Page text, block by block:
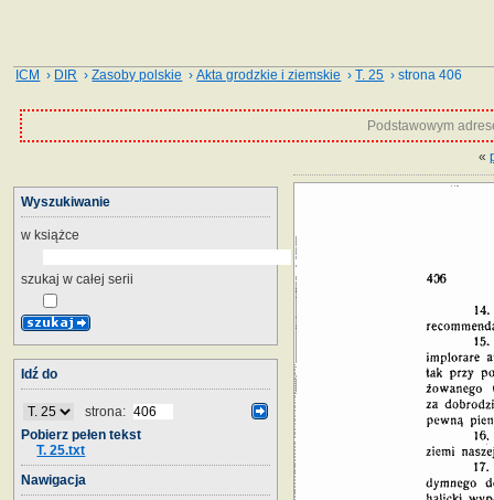
ICM › DIR ›Zasoby polskie ›Akta grodzkie i ziemskie ›T. 25 › strona 406
Podstawowym
«
Wyszukiwanie
w książce
szukaj w całej serii
Idź do
strona:
Pobierz pełen tekst
T. 25.txt
Nawigacja